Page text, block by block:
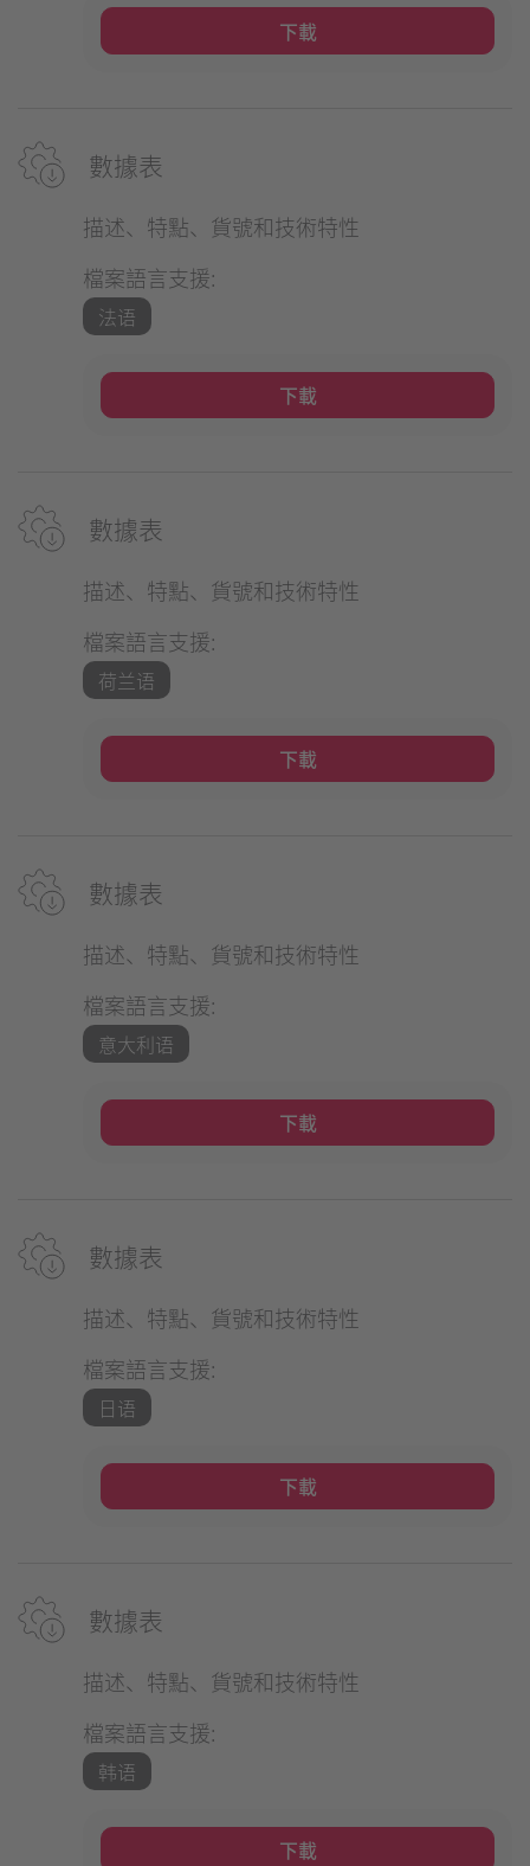
下載
數據表
描述、特點、貨號和技術特性
檔案語言支援:
法语
下載
數據表
描述、特點、貨號和技術特性
檔案語言支援:
荷兰语
下載
數據表
描述、特點、貨號和技術特性
檔案語言支援:
意大利语
下載
數據表
描述、特點、貨號和技術特性
檔案語言支援:
日语
下載
數據表
描述、特點、貨號和技術特性
檔案語言支援:
韩语
下載